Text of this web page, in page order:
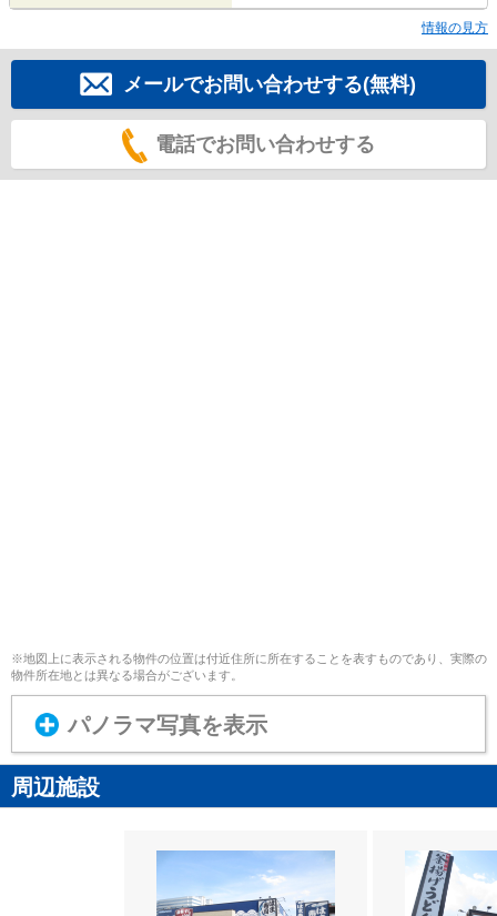
情報の見方
メールでお問い合わせする(無料)
電話でお問い合わせする
※地図上に表示される物件の位置は付近住所に所在することを表すものであり、実際の
物件所在地とは異なる場合がございます。
パノラマ写真を表示
周辺施設